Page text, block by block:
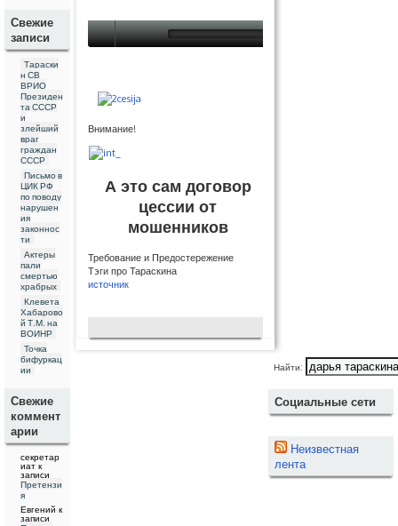
Свежие
записи
Тараски
н СВ
ВРИО
Президен
та СССР
и
злейший
враг
граждан
СССР
Письмо в
ЦИК РФ
по поводу
нарушен
ия
законнос
ти
Актеры
пали
смертью
храбрых
Клевета
Хабарово
й Т.М. на
ВОИНР
Точка
бифуркац
ии
Свежие
коммент
арии
секретар
иат к
записи
Претензи
я
Евгений к
записи
Внимание!
А это сам договор
цессии от
мошенников
Требование и Предостережение
Тэги про Тараскина
источник
Найти:
Социальные сети
Неизвестная
лента